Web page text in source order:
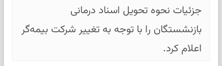
جزئیات نحوه تحویل اسناد درمانی
بازنشستگان را با توجه به تغییر شرکت بیمه‌گر
اعلام کرد.